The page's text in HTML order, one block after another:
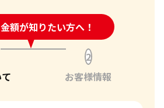
は査定できますか？
、古銭やコインなども買取してもら
にはどれくらい時間がかかります
格」はどうやって決まりますか？
額が知りたい方へ！
中!問い合わせフォーム
2
お客様情報